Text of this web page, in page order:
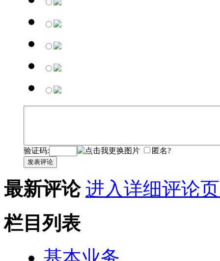
验证码: 匿名?
发表评论
最新评论 进入详细评论
栏目列表